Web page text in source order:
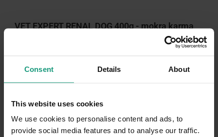
Consent Details About
This website uses cookies
We use cookies to personalise content and ads, to
provide social media features and to analyse our traffic.
VET EXPERT RENAL DOG 400g - mokra karma